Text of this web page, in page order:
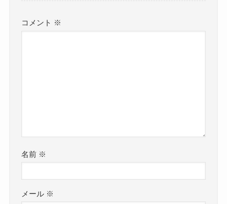
コメント ※
名前 ※
メール ※